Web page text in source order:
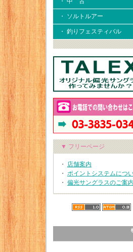
・ ソルトルアー
・ 釣りフェスティバル
▼ フリーページ
・ 店舗案内
・ ポイントシステムにつ
・ 偏光サングラスのご案内